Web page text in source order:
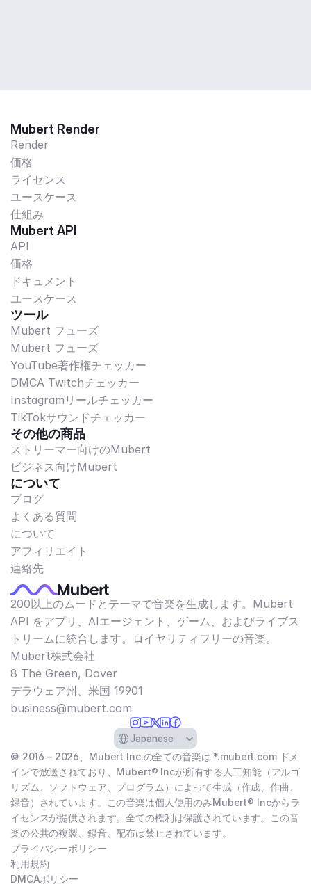
Mubert Render
Render
価格
ライセンス
ユースケース
仕組み
Mubert API
API
価格
ドキュメント
ユースケース
ツール
Mubert フューズ
Mubert フューズ
YouTube著作権チェッカー
DMCA Twitchチェッカー
Instagramリールチェッカー
TikTokサウンドチェッカー
その他の商品
ストリーマー向けのMubert
ビジネス向けMubert
について
ブログ
よくある質問
について
アフィリエイト
連絡先
200以上のムードとテーマで音楽を生成します。Mubert
API をアプリ、AIエージェント、ゲーム、およびライブス
トリームに統合します。ロイヤリティフリーの音楽。
Mubert株式会社
8 The Green, Dover
デラウェア州、米国 19901​
business@mubert.com
Select Language
Japanese
© 2016 – 2026、Mubert Inc.の全ての音楽は *.mubert.com ドメ
インで放送されており、Mubert® Incが所有する人工知能（アルゴ
リズム、ソフトウェア、プログラム）によって生成（作成、作曲、
録音）されています。この音楽は個人使用のみMubert® Incからラ
イセンスが提供されます。全ての権利は保護されています。この音
楽の公共の複製、録音、配布は禁止されています。
プライバシーポリシー
利用規約
DMCAポリシー